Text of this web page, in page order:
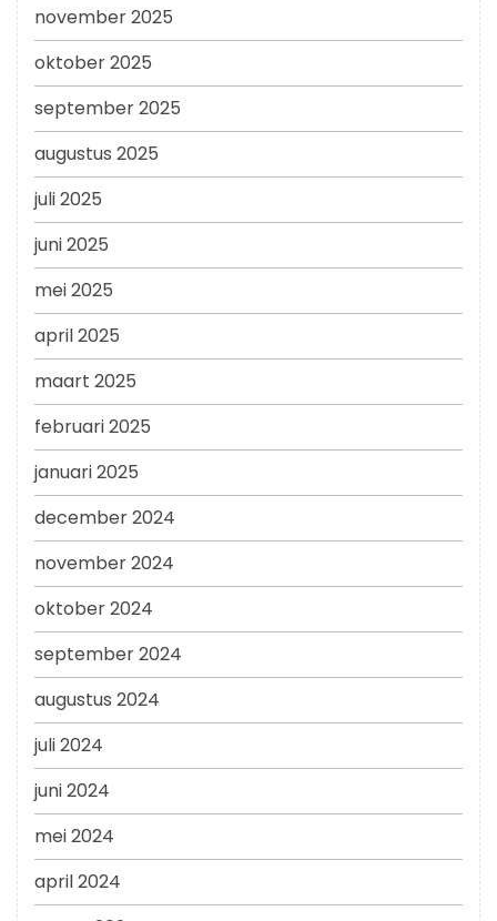
november 2025
oktober 2025
september 2025
augustus 2025
juli 2025
juni 2025
mei 2025
april 2025
maart 2025
februari 2025
januari 2025
december 2024
november 2024
oktober 2024
september 2024
augustus 2024
juli 2024
juni 2024
mei 2024
april 2024